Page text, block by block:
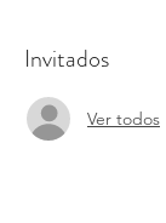
Invitados
Ver todos